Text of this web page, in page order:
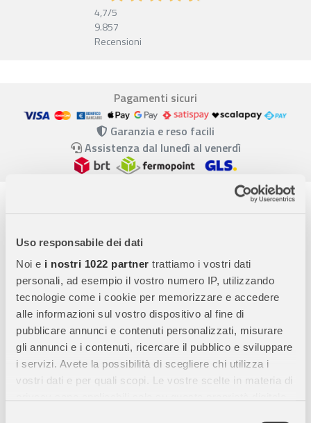
Uso responsabile dei dati
Noi e i nostri 1022 partner trattiamo i vostri dati
personali, ad esempio il vostro numero IP, utilizzando
tecnologie come i cookie per memorizzare e accedere
alle informazioni sul vostro dispositivo al fine di
pubblicare annunci e contenuti personalizzati, misurare
gli annunci e i contenuti, ricercare il pubblico e sviluppare
i servizi. Avete la possibilità di scegliere chi utilizza i
vostri dati e per quali scopi. Le vostre scelte in materia di
4,7/5
9.857
Recensioni
Pagamenti sicuri
Garanzia e reso facili
Assistenza dal lunedì al venerdì
Accessori
Scopri la Bancarella Applepop di Janod, un gioco educativo in
legno FSC che include 1 espositore, 1 registratore di cassa, 4
lecca-lecca, 2 mele caramellate, banconote, monete e
gessetti. Perfetta per stimolare l’immaginazione dei bambini
dai 3 agli 8 anni.
Gioco Realistico e Divertente